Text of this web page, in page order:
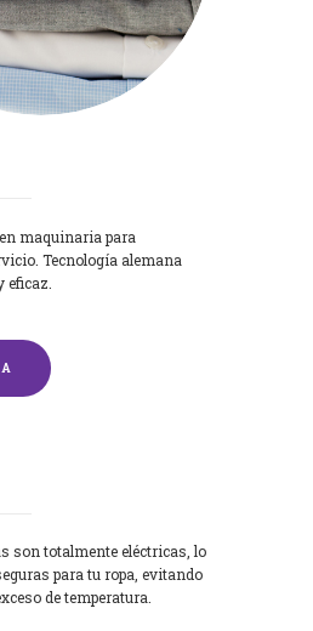
maquinaria para
Tecnología alemana
eficaz.
son totalmente eléctricas, lo
para tu ropa, evitando
de temperatura.